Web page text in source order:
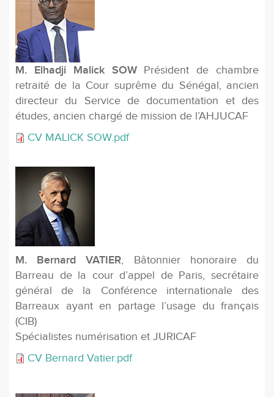
M. Elhadji Malick SOWPrésident de chambre
retraité de la Cour suprême du Sénégal, ancien
directeur du Service de documentation et des
études, ancien chargé de mission de l’AHJUCAF
CV MALICK SOW.pdf
M. Bernard VATIER, Bâtonnier honoraire du
Barreau de la cour d’appel de Paris, secrétaire
général de la Conférence internationale des
Barreaux ayant en partage l’usage du français
(CIB)
Spécialistes numérisation et JURICAF
CV Bernard Vatier.pdf